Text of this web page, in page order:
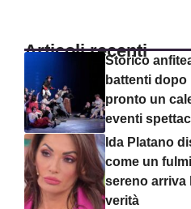
Articoli recenti
Storico
battenti dopo
pronto un
eventi
Ida Platano
come un
sereno arriva
verità